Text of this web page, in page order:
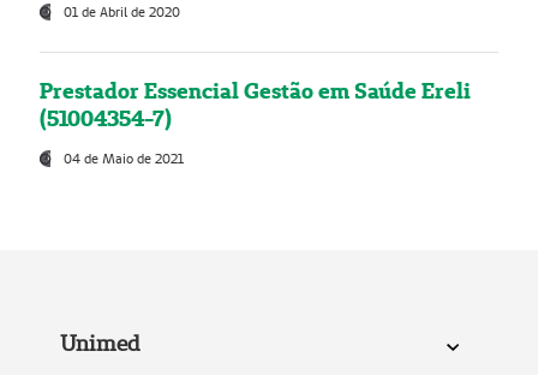
01 de Abril de 2020
Prestador Essencial Gestão em Saúde Ereli
(51004354-7)
04 de Maio de 2021
Unimed